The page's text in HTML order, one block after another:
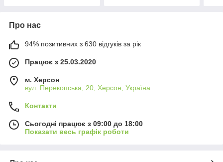
Про нас
94% позитивних з 630 відгуків за рік
Працює з 25.03.2020
м. Херсон
вул. Перекопська, 20, Херсон, Україна
Контакти
Сьогодні працює з 09:00 до 18:00
Показати весь графік роботи